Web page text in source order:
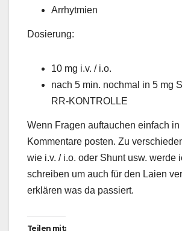
Arrhytmien
Dosierung:
10 mg i.v. / i.o.
nach 5 min. nochmal in 5 mg
RR-KONTROLLE
Wenn Fragen auftauchen einfach in
Kommentare posten. Zu
wie i.v. / i.o. oder Shunt usw. werde
schreiben um auch für den Laien
erklären was da passiert.
Teilen mit: